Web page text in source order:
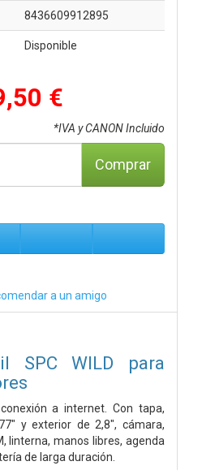
8436609912895
Disponible
€
*IVA y CANON Incluido
Comprar
a un amigo
SPC WILD para
a internet. Con tapa,
y exterior de 2,8", cámara,
linterna, manos libres, agenda
de larga duración.